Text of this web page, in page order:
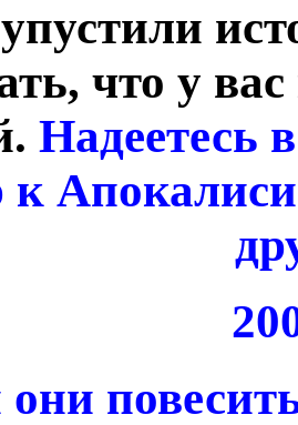
упустили
что у
Надеетесь
они